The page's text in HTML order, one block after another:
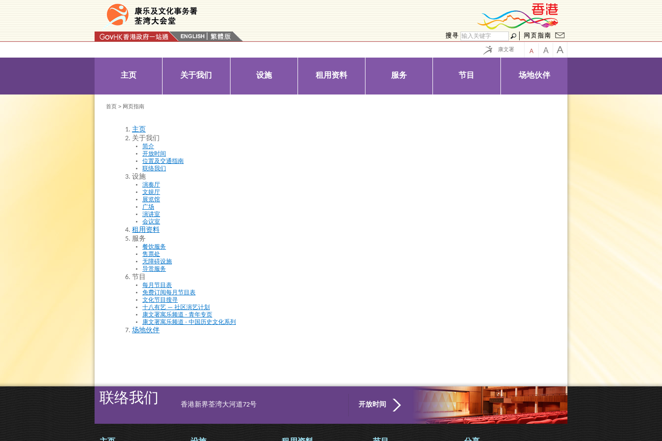
康文署 A A A
主页 关于我们 设施 租用资料 服务 节目 场地伙伴
首页 > 网页指南
主页
关于我们
简介
开放时间
位置及交通指南
联络我们
设施
演奏厅
文娱厅
展览馆
广场
演讲室
会议室
租用资料
服务
餐饮服务
售票处
无障碍设施
导赏服务
节目
每月节目表
免费订阅每月节目表
文化节目搜寻
十八有艺 — 社区演艺计划
康文署寓乐频道 - 青年专页
康文署寓乐频道 - 中国历史文化系列
场地伙伴
联络我们 香港新界荃湾大河道72号 开放时间